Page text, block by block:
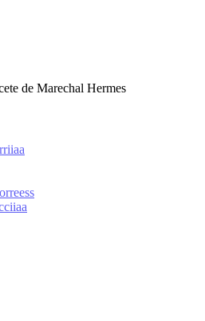
de Marechal Hermes
rriiaa
orreess
ciiaa